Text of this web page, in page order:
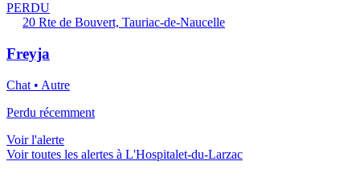
PERDU
20 Rte de Bouvert, Tauriac-de-Naucelle
Freyja
Chat • Autre
Perdu récemment
Voir l'alerte
Voir toutes les alertes à L'Hospitalet-du-Larzac